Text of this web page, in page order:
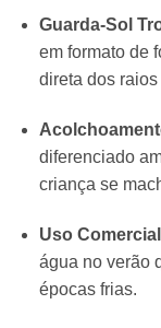
Guarda-Sol
em formato de
direta dos
diferenciado
criança se
Uso
água no verão
épocas frias.